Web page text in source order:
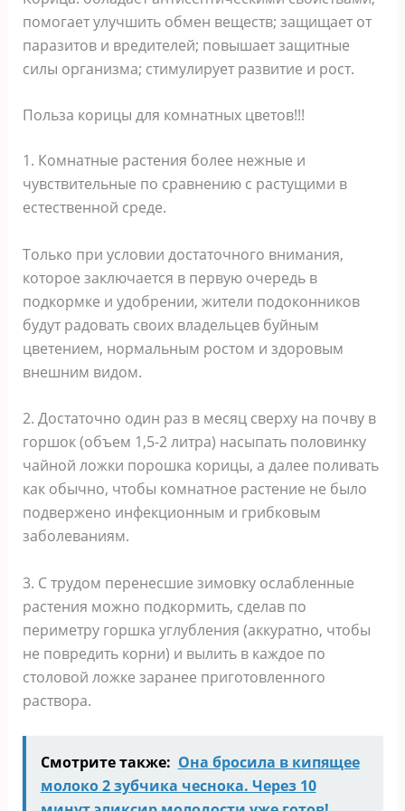
помогает улучшить обмен веществ; защищает от
паразитов и вредителей; повышает защитные
силы организма; стимулирует развитие и рост.
Польза корицы для комнатных цветов!!!
1. Комнатные растения более нежные и
чувствительные по сравнению с растущими в
естественной среде.
Только при условии достаточного внимания,
которое заключается в первую очередь в
подкормке и удобрении, жители подоконников
будут радовать своих владельцев буйным
цветением, нормальным ростом и здоровым
внешним видом.
2. Достаточно один раз в месяц сверху на почву в
горшок (объем 1,5-2 литра) насыпать половинку
чайной ложки порошка корицы, а далее поливать
как обычно, чтобы комнатное растение не было
подвержено инфекционным и грибковым
заболеваниям.
3. С трудом перенесшие зимовку ослабленные
растения можно подкормить, сделав по
периметру горшка углубления (аккуратно, чтобы
не повредить корни) и вылить в каждое по
столовой ложке заранее приготовленного
раствора.
Смотрите также: Она бросила в кипящее
молоко 2 зубчика чеснока. Через 10